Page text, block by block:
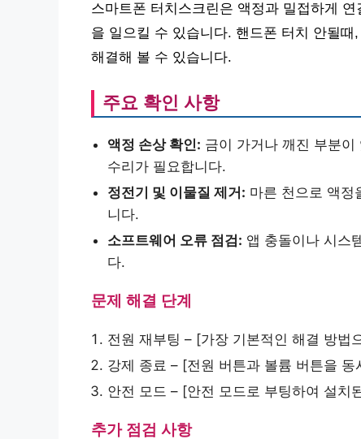
스마트폰 터치스크린은 액정과 밀접하게
을 일으킬 수 있습니다. 핸드폰 터치 안될
해결해 볼 수 있습니다.
주요 확인 사항
액정 손상 확인: 금이 가거나 깨진 부분
수리가 필요합니다.
정전기 및 이물질 제거: 마른 천으로 액정
니다.
소프트웨어 오류 점검: 앱 충돌이나 시스
다.
문제 해결 단계
전원 재부팅 – [가장 기본적인 해결 방법
강제 종료 – [전원 버튼과 볼륨 버튼을
안전 모드 – [안전 모드로 부팅하여 설치
추가 점검 사항